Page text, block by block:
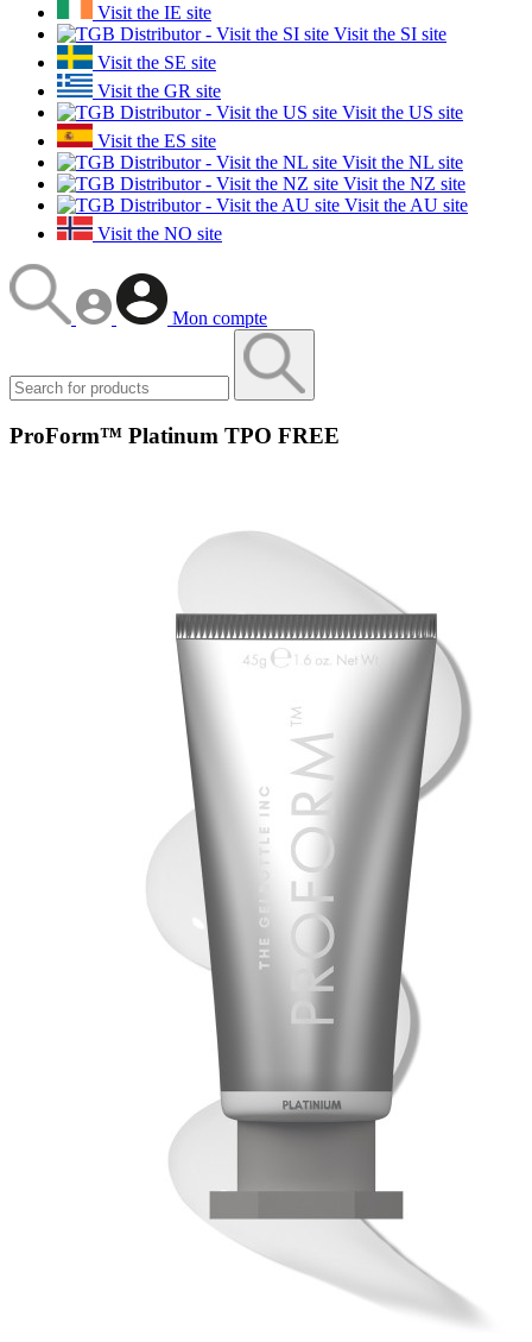
Visit the IE site
Visit the SI site
Visit the SE site
Visit the GR site
Visit the US site
Visit the ES site
Visit the NL site
Visit the NZ site
Visit the AU site
Visit the NO site
Mon compte
ProForm™ Platinum TPO FREE